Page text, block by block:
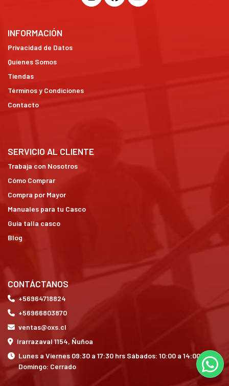
INFORMACIÓN
Privacidad de Datos
Quienes Somos
Tiendas
Términos y Condiciones
Contacto
SERVICIO AL CLIENTE
Trabaja con Nosotros
Cómo Comprar
Compra por Mayor
Manuales para tu Casco
Guía talla casco
Blog
CONTÁCTANOS
+56964718824
+56966803870
ventas@oxs.cl
Irarrazaval 1154, Ñuñoa
Lunes a Viernes 09:30 a 17:30 hrs Sábados: 10:00 a 14:00 hrs
Domingo: Cerrado